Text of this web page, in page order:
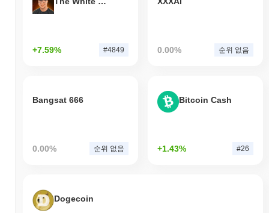
+7.59% #4849 0.00% 순위 없음
Bangsat 666
0.00% 순위 없음
Bitcoin Cash
+1.43% #26
Dogecoin